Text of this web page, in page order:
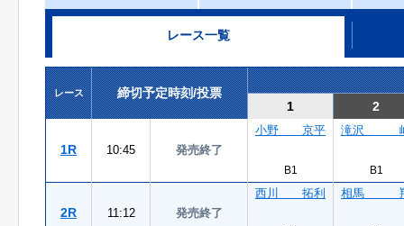
レース一覧
レース
締切予定時刻/投票
1
2
1R 10:45 発売終了
小野 京平
B1
滝沢
B1
2R 11:12 発売終了
西川 拓利 相馬